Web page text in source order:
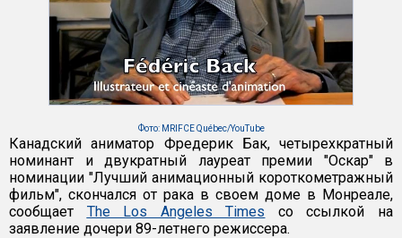
Фото: MRIFCE Québec/YouTube
Канадский аниматор Фредерик Бак, четырехкратный
номинант и двукратный лауреат премии "Оскар" в
номинации "Лучший анимационный короткометражный
фильм", скончался от рака в своем доме в Монреале,
сообщает The Los Angeles Times со ссылкой на
заявление дочери 89-летнего режиссера.